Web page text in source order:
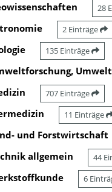
28
2 Einträge
135 Einträge
707 Einträge
11 Einträge
und Forstwirtschaft
allgemein 44
6